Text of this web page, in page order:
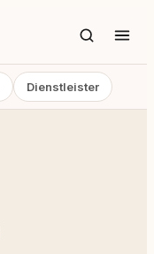
Dienstleister